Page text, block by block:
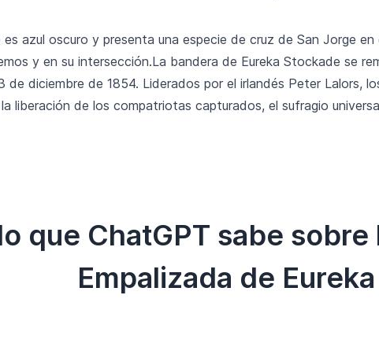
azul oscuro y presenta una especie de cruz de San Jorge
y en su intersección.La bandera de Eureka Stockade se
diciembre de 1854. Liderados por el irlandés Peter Lalors,
liberación de los compatriotas capturados, el sufragio
que ChatGPT sabe
Empalizada de Eureka